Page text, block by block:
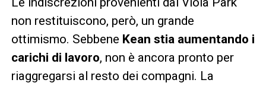
non restituiscono, però, un grande
ottimismo. Sebbene Kean stia aumentando i
carichi di lavoro, non è ancora pronto per
riaggregarsi al resto dei compagni. La